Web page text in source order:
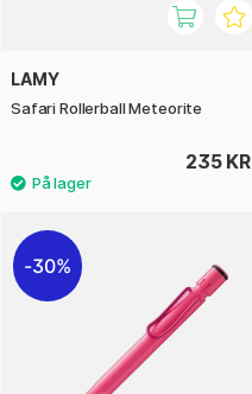
LAMY
Safari Rollerball Meteorite
235 KR
30%